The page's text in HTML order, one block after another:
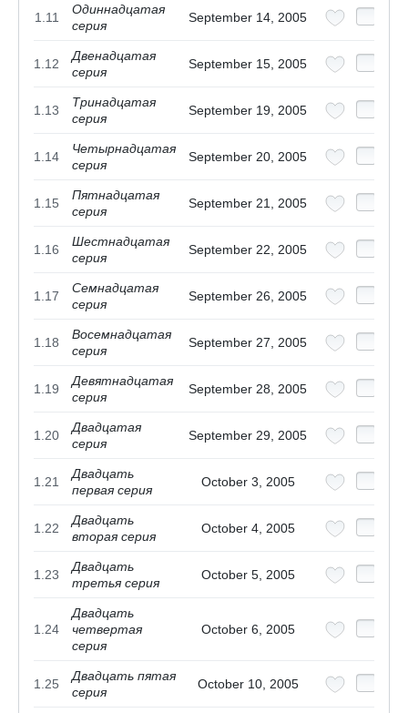
1.11
Одиннадцатая
серия
September 14, 2005
1.12
Двенадцатая
серия
September 15, 2005
1.13
Тринадцатая
серия
September 19, 2005
1.14
Четырнадцатая
серия
September 20, 2005
1.15
Пятнадцатая
серия
September 21, 2005
1.16
Шестнадцатая
серия
September 22, 2005
1.17
Семнадцатая
серия
September 26, 2005
1.18
Восемнадцатая
серия
September 27, 2005
1.19
Девятнадцатая
серия
September 28, 2005
1.20
Двадцатая
серия
September 29, 2005
1.21
Двадцать
первая серия
October 3, 2005
1.22
Двадцать
вторая серия
October 4, 2005
1.23
Двадцать
третья серия
October 5, 2005
1.24
Двадцать
четвертая
серия
October 6, 2005
1.25
Двадцать пятая
серия
October 10, 2005